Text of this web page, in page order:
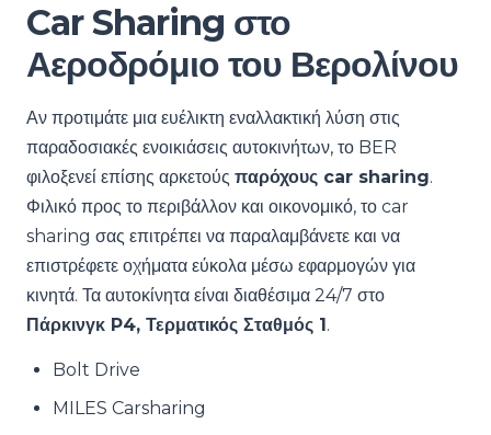
Car Sharing στο
Αεροδρόμιο του Βερολίνου
Αν προτιμάτε μια ευέλικτη εναλλακτική λύση στις
παραδοσιακές ενοικιάσεις αυτοκινήτων, το BER
φιλοξενεί επίσης αρκετούς παρόχους car sharing.
Φιλικό προς το περιβάλλον και οικονομικό, το car
sharing σας επιτρέπει να παραλαμβάνετε και να
επιστρέφετε οχήματα εύκολα μέσω εφαρμογών για
κινητά. Τα αυτοκίνητα είναι διαθέσιμα 24/7 στο
Πάρκινγκ P4, Τερματικός Σταθμός 1.
Bolt Drive
MILES Carsharing